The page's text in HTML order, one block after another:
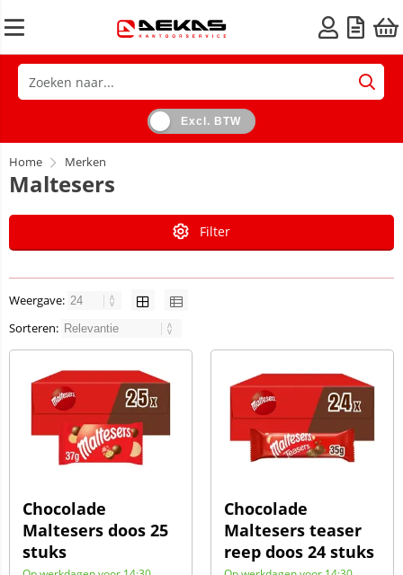
Excl. BTW
Home Merken
Maltesers
Filter
Weergave:
Sorteren:
Chocolade
Maltesers doos 25
stuks
Chocolade
Maltesers teaser
reep doos 24 stuks